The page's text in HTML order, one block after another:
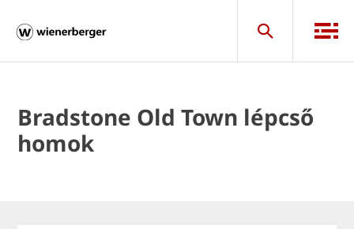
Bradstone Old Town lépcső
homok